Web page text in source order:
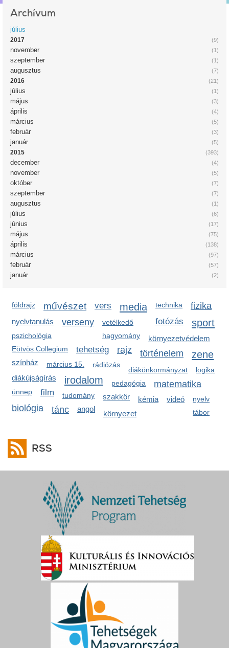
Archívum
július
(9)
2017
(1)
november
(1)
szeptember
(7)
augusztus
(21)
2016
(1)
július
(3)
május
(4)
április
(5)
március
(3)
február
(5)
január
(393)
2015
(4)
december
(5)
november
(7)
október
(7)
szeptember
(1)
augusztus
(6)
július
(17)
június
(75)
május
(138)
április
(97)
március
(57)
február
(2)
január
földrajz művészet vers media technika fizika
fotózás
nyelvtanulás verseny
vetélkedő
pszichológia
sport
hagyomány környezetvédelem
Eötvös Collegium tehetség rajz történelem
színház március 15.
zene
rádiózás
diákönkormányzat
diákújságírás irodalom
logika
pedagógia
matematika
ünnep film tudomány szakkör kémia videó nyelv
biológia tánc angol
környezet tábor
RSS